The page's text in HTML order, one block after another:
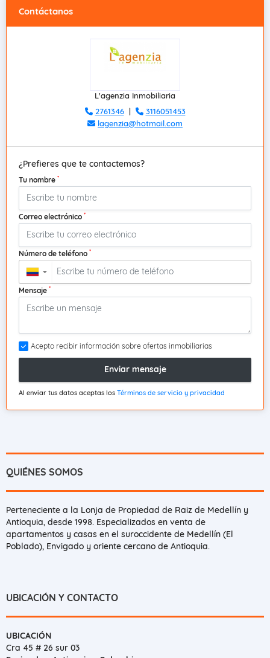
Contáctanos
L'agenzia Inmobiliaria
2761346|
3116051453
lagenzia@hotmail.com
¿Prefieres que te contactemos?
Tu nombre *
Correo electrónico *
Número de teléfono *
▼
Mensaje *
Acepto recibir información sobre ofertas inmobiliarias
Enviar mensaje
Al enviar tus datos aceptas los Términos de servicio y privacidad
QUIÉNES SOMOS
Perteneciente a la Lonja de Propiedad de Raiz de Medellín y
Antioquia, desde 1998. Especializados en venta de
apartamentos y casas en el suroccidente de Medellín (El
Poblado), Envigado y oriente cercano de Antioquia.
UBICACIÓN Y CONTACTO
UBICACIÓN
Cra 45 # 26 sur 03